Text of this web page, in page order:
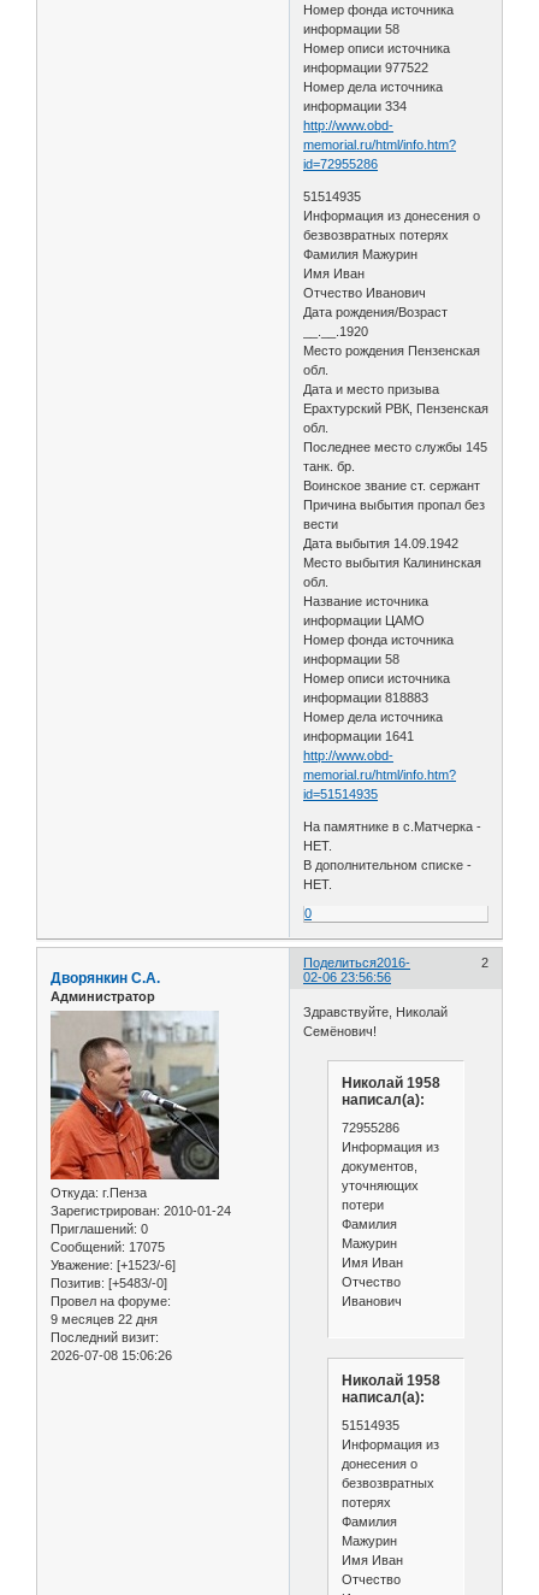
Номер фонда источника
информации 58
Номер описи источника
информации 977522
Номер дела источника
информации 334
http://www.obd-
memorial.ru/html/info.htm?
id=72955286
51514935
Информация из донесения о
безвозвратных потерях
Фамилия Мажурин
Имя Иван
Отчество Иванович
Дата рождения/Возраст
__.__.1920
Место рождения Пензенская
обл.
Дата и место призыва
Ерахтурский РВК, Пензенская
обл.
Последнее место службы 145
танк. бр.
Воинское звание ст. сержант
Причина выбытия пропал без
вести
Дата выбытия 14.09.1942
Место выбытия Калининская
обл.
Название источника
информации ЦАМО
Номер фонда источника
информации 58
Номер описи источника
информации 818883
Номер дела источника
информации 1641
http://www.obd-
memorial.ru/html/info.htm?
id=51514935
На памятнике в с.Матчерка -
НЕТ.
В дополнительном списке -
НЕТ.
0
Поделиться 2
2016-
02-06 23:56:56
Дворянкин С.А.
Администратор
Откуда: г.Пенза
Зарегистрирован: 2010-01-24
Приглашений: 0
Сообщений: 17075
Уважение: [+1523/-6]
Позитив: [+5483/-0]
Провел на форуме:
9 месяцев 22 дня
Последний визит:
2026-07-08 15:06:26
Здравствуйте, Николай
Семёнович!
Николай 1958
написал(а):
72955286
Информация из
документов,
уточняющих
потери
Фамилия
Мажурин
Имя Иван
Отчество
Иванович
Николай 1958
написал(а):
51514935
Информация из
донесения о
безвозвратных
потерях
Фамилия
Мажурин
Имя Иван
Отчество